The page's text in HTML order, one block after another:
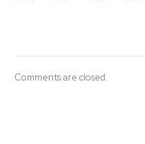
Comments are closed.